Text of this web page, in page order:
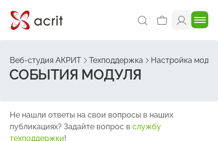
Веб-студия АКРИТ Техподдержка Настройка
СОБЫТИЯ МОДУЛЯ
Не нашли ответы на свои вопросы в наших
публикациях? Задайте вопрос в службу
техподдержки!